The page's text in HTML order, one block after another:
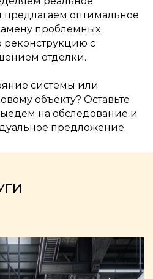
предлагаем оптимальное
проблемных
реконструкцию с
отделки.
системы или
объекту? Оставьте
на обследование и
предложение.